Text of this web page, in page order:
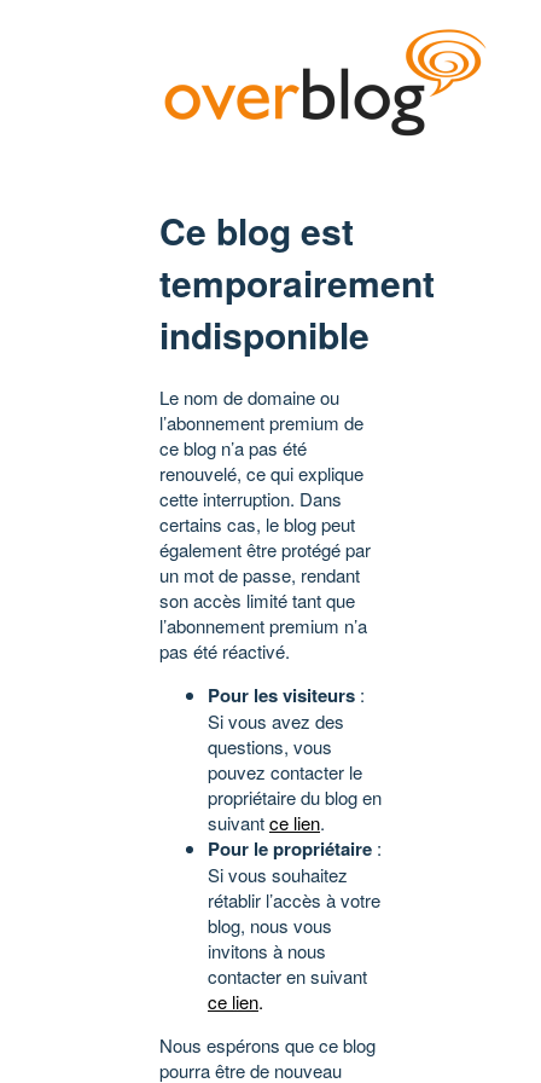
Ce blog est
temporairement
indisponible
Le nom de domaine ou
l’abonnement premium de
ce blog n’a pas été
renouvelé, ce qui explique
cette interruption. Dans
certains cas, le blog peut
également être protégé par
un mot de passe, rendant
son accès limité tant que
l’abonnement premium n’a
pas été réactivé.
Pour les visiteurs :
Si vous avez des
questions, vous
pouvez contacter le
propriétaire du blog en
suivantce lien.
Pour le propriétaire :
Si vous souhaitez
rétablir l’accès à votre
blog, nous vous
invitons à nous
contacter en suivant
ce lien.
Nous espérons que ce blog
pourra être de nouveau